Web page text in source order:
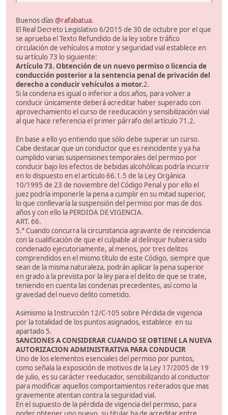
Buenos días@rafabatua.
El Real Decreto Legislativo 6/2015 de 30 de octubre por el que
se aprueba el Texto Refundido de la ley sobre tráfico
circulación de vehículos a motor y seguridad vial establece en
su artículo 73 lo siguiente:
Artículo 73. Obtención de un nuevo permiso o licencia de
conducción posterior a la sentencia penal de privación del
derecho a conducir vehículos a motor.2.
Si la condena es igual o inferior a dos años, para volver a
conducir únicamente deberá acreditar haber superado con
aprovechamiento el curso de reeducación y sensibilización vial
al que hace referencia el primer párrafo del artículo 71.2.
En base a ello yo entiendo que sólo debe superar un curso.
Cabe destacar que un conductor que es reincidente y ya ha
cumplido varias suspensiones temporales del permiso por
conducir bajo los efectos de bebidas alcohólicas podría incurrir
en lo dispuesto en el artículo 66.1.5 de la Ley Orgánica
10/1995 de 23 de noviembre del Código Penal y por ello el
juez podría imponerle la pena a cumplir en su mitad superior,
lo que conllevaría la suspensión del permiso por mas de dos
años y con ello la PERDIDA DE VIGENCIA.
ART. 66.
5.ª Cuando concurra la circunstancia agravante de reincidencia
con la cualificación de que el culpable al delinquir hubiera sido
condenado ejecutoriamente, al menos, por tres delitos
comprendidos en el mismo título de este Código, siempre que
sean de la misma naturaleza, podrán aplicar la pena superior
en grado a la prevista por la ley para el delito de que se trate,
teniendo en cuenta las condenas precedentes, así como la
gravedad del nuevo delito cometido.
Asimismo la Instrucción 12/C-105 sobre Pérdida de vigencia
por la totalidad de los puntos asignados, establece en su
apartado 5.
SANCIONES A CONSIDERAR CUANDO SE OBTIENE LA NUEVA
AUTORIZACION ADMINISTRATIVA PARA CONDUCIR
Uno de los elementos esenciales del permiso por puntos,
como señala la exposición de motivos de la Ley 17/2005 de 19
de julio, es su carácter reeducador, sensibilizando al conductor
para modificar aquellos comportamientos reiterados que mas
gravemente atentan contra la seguridad vial.
En el supuesto de la pérdida de vigencia del permiso, para